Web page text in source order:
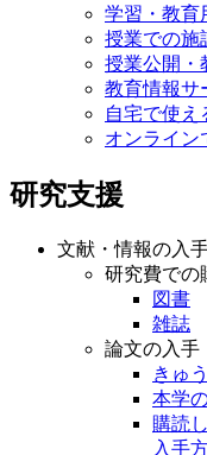
学習・教育
授業での施
授業公開・
教育情報サ
自宅で使え
オンライン
研究支援
文献・情報の入
研究費での
図書
雑誌
論文の入手
きゅ
本学
購読
入手